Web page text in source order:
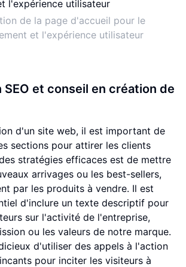
de la page d'accueil pour le
et l'expérience utilisateur
et conseil en création de
d'un site web, il est important de
sections pour attirer les clients
stratégies efficaces est de mettre
arrivages ou les best-sellers,
par les produits à vendre. Il est
d'inclure un texte descriptif pour
sur l'activité de l'entreprise,
ou les valeurs de notre marque.
d'utiliser des appels à l'action
pour inciter les visiteurs à